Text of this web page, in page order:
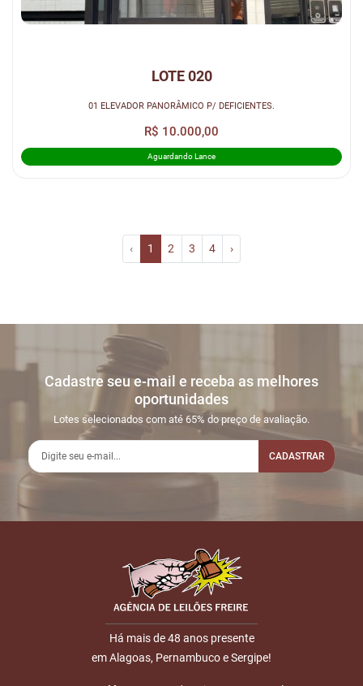
LOTE 020
01 ELEVADOR PANORÂMICO P/ DEFICIENTES.
R$ 10.000,00
Aguardando Lance
‹ 1 2 3 4 ›
Cadastre seu e-mail e receba as melhores
oportunidades
Lotes selecionados com até 65% do preço de avaliação.
CADASTRAR
Há mais de 48 anos presente
em Alagoas, Pernambuco e Sergipe!